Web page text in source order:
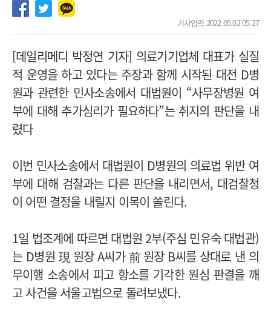
기사입력 2022.05.02 05:27
[데일리메디 박정연 기자] 의료기기업체 대표가 실질
적 운영을 하고 있다는 주장과 함께 시작된 대전 D병
원과 관련한 민사소송에서 대법원이 “사무장병원 여
부에 대해 추가심리가 필요하다”는 취지의 판단을 내
렸다
이번 민사소송에서 대법원이 D병원의 의료법 위반 여
부에 대해 검찰과는 다른 판단을 내리면서, 대검찰청
이 어떤 결정을 내릴지 이목이 쏠린다.
1일 법조계에 따르면 대법원 2부(주심 민유숙 대법관)
는 D병원 現 원장 A씨가 前 원장 B씨를 상대로 낸 의
무이행 소송에서 피고 항소를 기각한 원심 판결을 깨
고 사건을 서울고법으로 돌려보냈다.